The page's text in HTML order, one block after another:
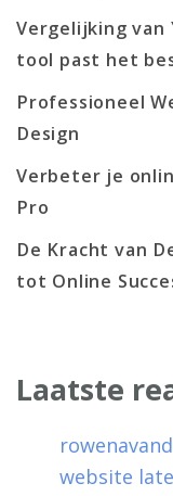
Vergelijking van
tool past het
Professioneel
Design
Verbeter je
Pro
De Kracht van
tot Online
Laatste
website